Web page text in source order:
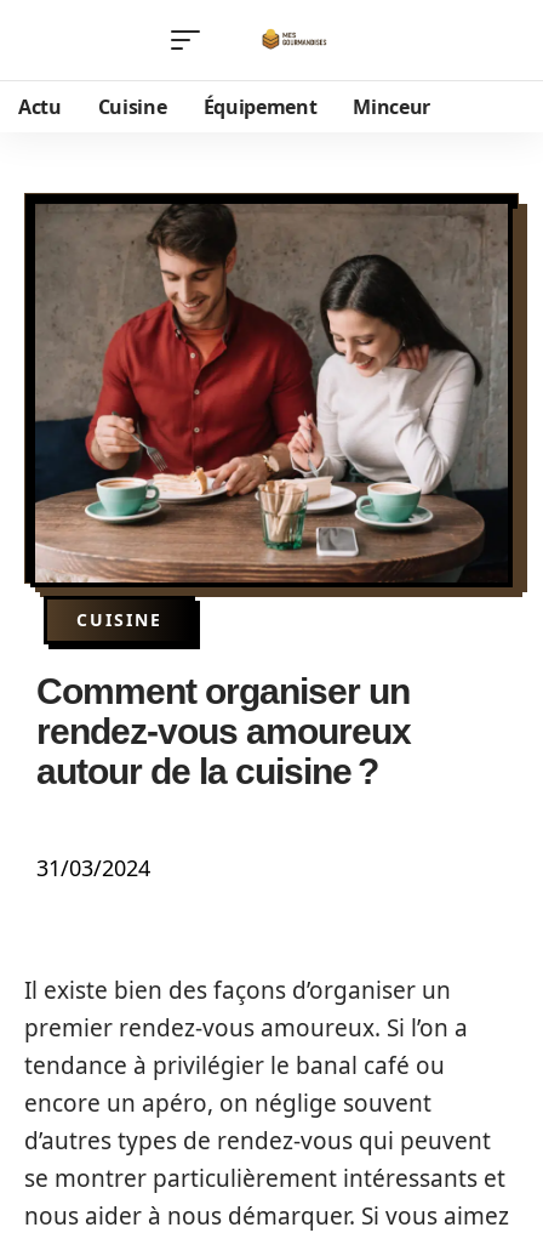
Actu Cuisine Équipement Minceur
CUISINE
Comment organiser un
rendez-vous amoureux
autour de la cuisine ?
31/03/2024
Il existe bien des façons d’organiser un
premier rendez-vous amoureux. Si l’on a
tendance à privilégier le banal café ou
encore un apéro, on néglige souvent
d’autres types de rendez-vous qui peuvent
se montrer particulièrement intéressants et
nous aider à nous démarquer. Si vous aimez